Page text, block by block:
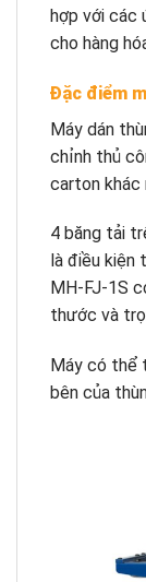
hợp với các
cho hàng
Đặc điểm
Máy dán
chỉnh thủ
carton khác
4 băng tải
là điều kiện
MH-FJ-1S
thước và
Máy có thể
bên của